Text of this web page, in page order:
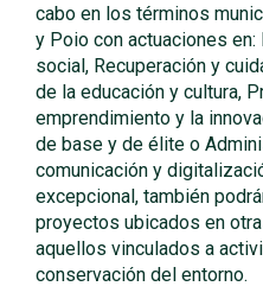
cabo en los términos
y Poio con actuaciones
social, Recuperación y
de la educación y cultura,
emprendimiento y la
de base y de élite o
comunicación y
excepcional, también
proyectos ubicados en
aquellos vinculados a
conservación del entorno.